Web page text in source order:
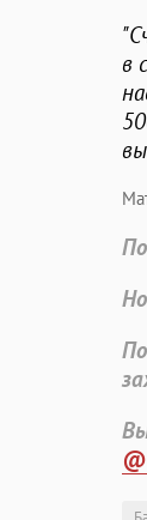
в